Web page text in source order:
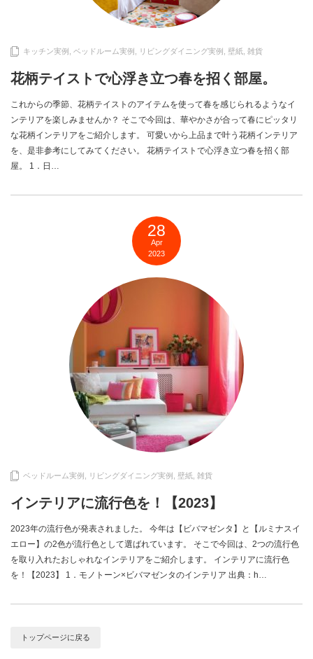
キッチン実例 ベッドルーム実例 リビングダイニング実例 壁紙 雑貨
花柄テイストで心浮き立つ春を招く部屋。
これからの季節、花柄テイストのアイテムを使って春を感じられるようなイ
ンテリアを楽しみませんか？ そこで今回は、華やかさが合って春にピッタリ
な花柄インテリアをご紹介します。 可愛いから上品まで叶う花柄インテリア
を、是非参考にしてみてください。 花柄テイストで心浮き立つ春を招く部
屋。 1．日…
28
Apr
2023
ベッドルーム実例 リビングダイニング実例 壁紙 雑貨
インテリアに流行色を！【2023】
2023年の流行色が発表されました。 今年は【ビバマゼンタ】と【ルミナスイ
エロー】の2色が流行色として選ばれています。 そこで今回は、2つの流行色
を取り入れたおしゃれなインテリアをご紹介します。 インテリアに流行色
を！【2023】 1．モノトーン×ビバマゼンタのインテリア 出典：h…
トップページに戻る